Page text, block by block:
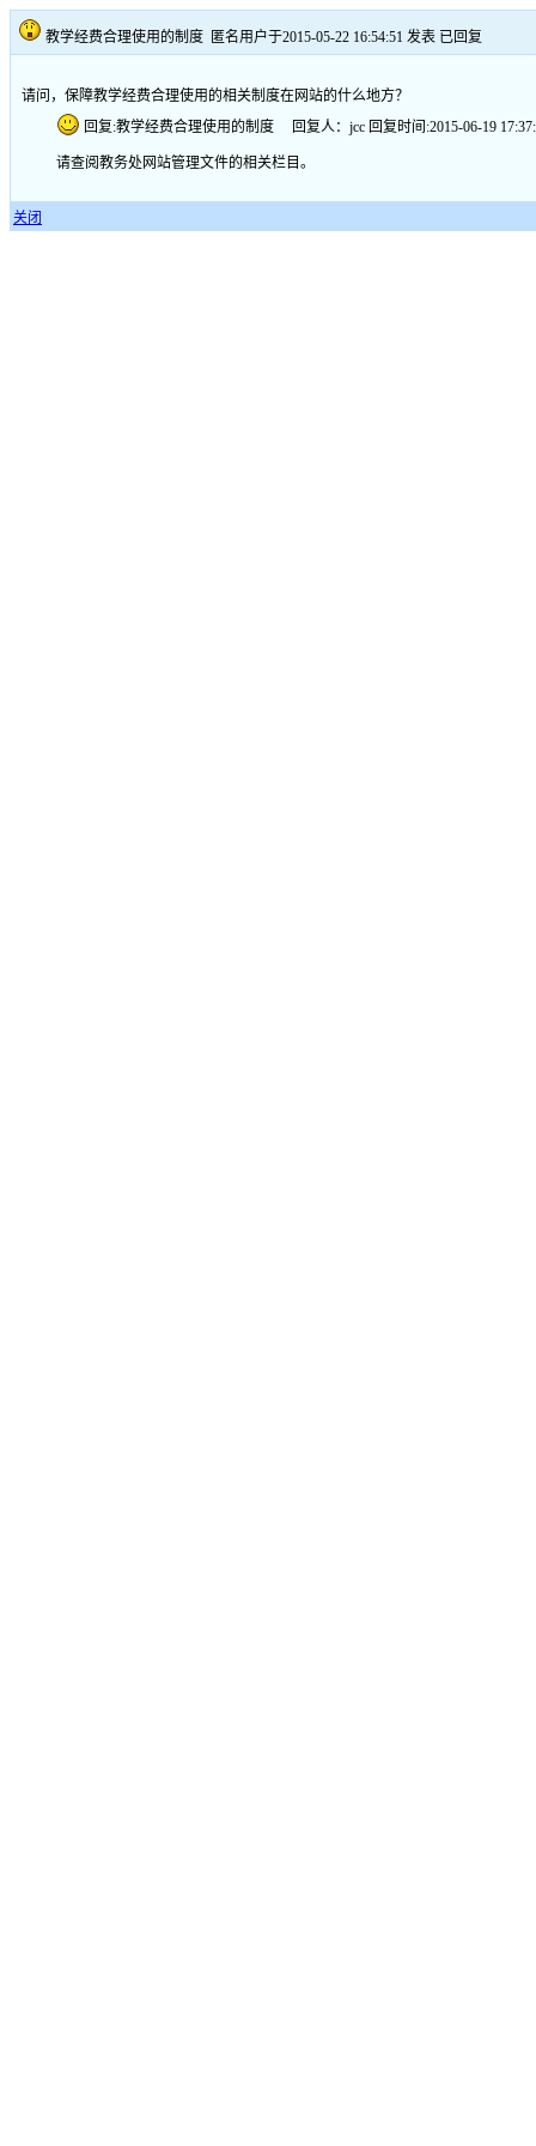
教学经费合理使用的制度 匿名用户于2015-05-22 16:54:51 发表 已回复
请问，保障教学经费合理使用的相关制度在网站的什么地方？
回复:教学经费合理使用的制度 回复人：jcc 回复时间:2015-06-19
请查阅教务处网站管理文件的相关栏目。
关闭